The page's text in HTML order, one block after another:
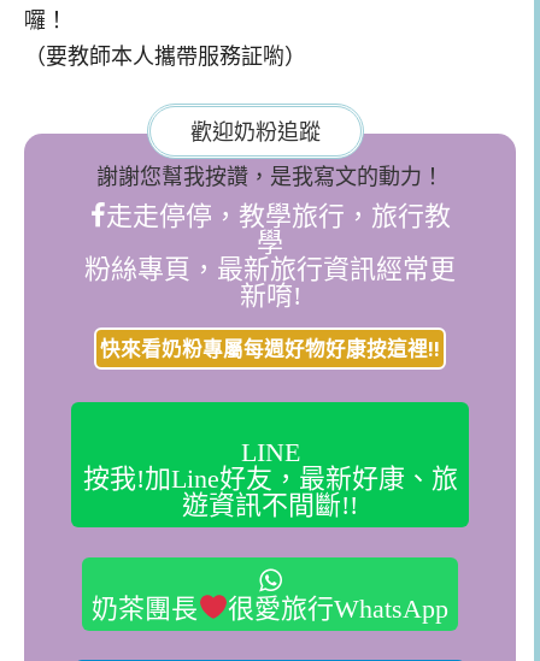
囉！
（要教師本人攜帶服務証喲）
歡迎奶粉追蹤
謝謝您幫我按讚，是我寫文的動力！
走走停停，教學旅行，旅行教
學
粉絲專頁，最新旅行資訊經常更
新唷!
快來看奶粉專屬每週好物好康按這裡!!
LINE
按我!加Line好友，最新好康、旅
遊資訊不間斷!!
奶茶團長 很愛旅行WhatsApp